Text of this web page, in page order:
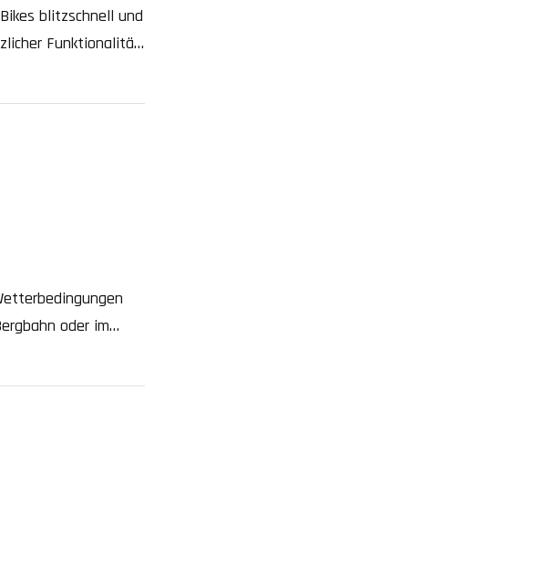
blitzschnell und
Funktionalität.
oder im